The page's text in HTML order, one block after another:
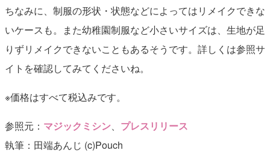
ちなみに、制服の形状・状態などによってはリメイクできな
いケースも。また幼稚園制服など小さいサイズは、生地が足
りずリメイクできないこともあるそうです。詳しくは参照サ
イトを確認してみてくださいね。
※価格はすべて税込みです。
参照元： マジックミシン、 プレスリリース
執筆：田端あんじ (c)Pouch